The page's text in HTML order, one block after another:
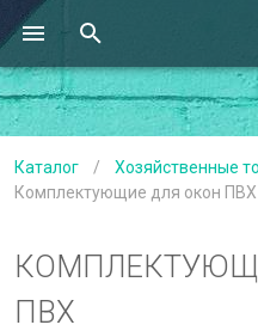
Каталог / Хозяйственные
Комплектующие для окон ПВХ
ПВХ